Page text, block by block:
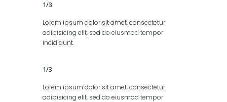
1/3
Lorem ipsum dolor sit amet, consectetur
adipisicing elit, sed do eiusmod tempor
incididunt.
1/3
Lorem ipsum dolor sit amet, consectetur
adipisicing elit, sed do eiusmod tempor